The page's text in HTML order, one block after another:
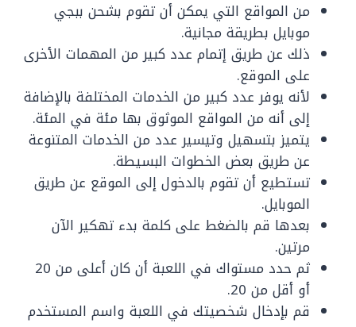
من المواقع التي يمكن أن تقوم بشحن ببجي
موبايل بطريقة مجانية.
ذلك عن طريق إتمام عدد كبير من المهمات الأخرى
على الموقع.
لأنه يوفر عدد كبير من الخدمات المختلفة بالإضافة
إلى أنه من المواقع الموثوق بها مئة في المئة.
يتميز بتسهيل وتيسير عدد من الخدمات المتنوعة
عن طريق بعض الخطوات البسيطة.
تستطيع أن تقوم بالدخول إلى الموقع عن طريق
الموبايل.
بعدها قم بالضغط على كلمة بدء تهكير الآن
مرتين.
ثم حدد مستواك في اللعبة أن كان أعلى من 20
أو أقل من 20.
قم بإدخال شخصيتك في اللعبة واسم المستخدم